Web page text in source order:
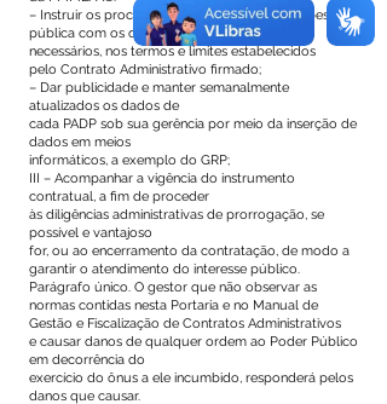
– Instruir os processos administrativos de despesa
pública com os documentos obrigatórios e
necessários, nos termos e limites estabelecidos
pelo Contrato Administrativo firmado;
– Dar publicidade e manter semanalmente
atualizados os dados de
cada PADP sob sua gerência por meio da inserção de
dados em meios
informáticos, a exemplo do GRP;
III – Acompanhar a vigência do instrumento
contratual, a fim de proceder
às diligências administrativas de prorrogação, se
possível e vantajoso
for, ou ao encerramento da contratação, de modo a
garantir o atendimento do interesse público.
Parágrafo único. O gestor que não observar as
normas contidas nesta Portaria e no Manual de
Gestão e Fiscalização de Contratos Administrativos
e causar danos de qualquer ordem ao Poder Público
em decorrência do
exercício do ônus a ele incumbido, responderá pelos
danos que causar.